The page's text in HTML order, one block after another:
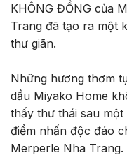
KHÔNG ĐỒNG của
Trang đã tạo ra một
thư giãn.
Những hương thơm
dầu Miyako Home
thấy thư thái sau
điểm nhấn độc đáo
Merperle Nha Trang.